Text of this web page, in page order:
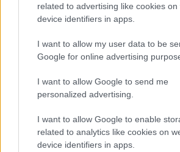
related to advertising like cookies on
device identifiers in apps.
I want to allow my user data to be
Google for online advertising
I want to allow Google to send me
personalized advertising.
I want to allow Google to enable
related to analytics like cookies on
device identifiers in apps.